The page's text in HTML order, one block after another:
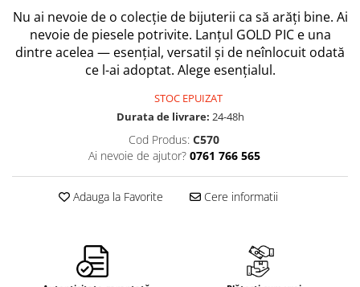
Nu ai nevoie de o colecție de bijuterii ca să arăți bine. Ai
nevoie de piesele potrivite. Lanțul GOLD PIC e una
dintre acelea — esențial, versatil și de neînlocuit odată
ce l-ai adoptat. Alege esențialul.
STOC EPUIZAT
Durata de livrare: 24-48h
Cod Produs: C570
Ai nevoie de ajutor? 0761 766 565
Adauga la Favorite Cere informatii